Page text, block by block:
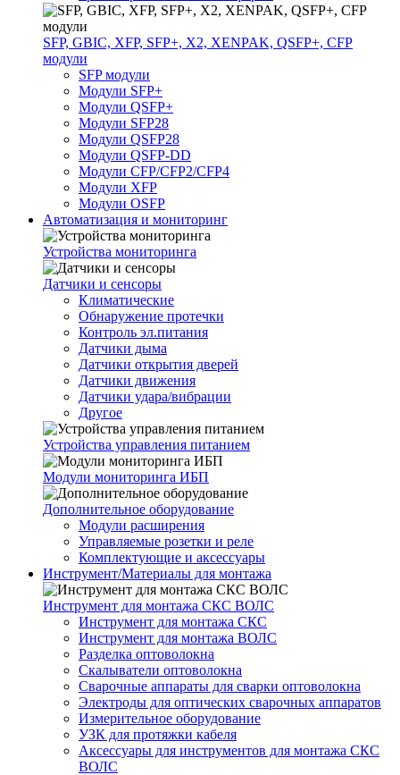
SFP, GBIC, XFP, SFP+, X2, XENPAK, QSFP+, CFP
модули
SFP модули
Модули SFP+
Модули QSFP+
Модули SFP28
Модули QSFP28
Модули QSFP-DD
Модули CFP/CFP2/CFP4
Модули XFP
Модули OSFP
Автоматизация и мониторинг
Устройства мониторинга
Датчики и сенсоры
Климатические
Обнаружение протечки
Контроль эл.питания
Датчики дыма
Датчики открытия дверей
Датчики движения
Датчики удара/вибрации
Другое
Устройства управления питанием
Модули мониторинга ИБП
Дополнительное оборудование
Модули расширения
Управляемые розетки и реле
Комплектующие и аксессуары
Инструмент/Материалы для монтажа
Инструмент для монтажа СКС ВОЛС
Инструмент для монтажа СКС
Инструмент для монтажа ВОЛС
Разделка оптоволокна
Скалыватели оптоволокна
Сварочные аппараты для сварки оптоволокна
Электроды для оптических сварочных аппаратов
Измерительное оборудование
УЗК для протяжки кабеля
Аксессуары для инструментов для монтажа СКС
ВОЛС